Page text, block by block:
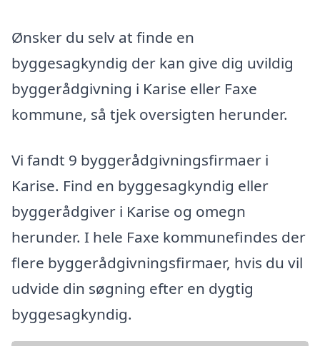
Ønsker du selv at finde en
byggesagkyndig der kan give dig uvildig
byggerådgivning i Karise eller Faxe
kommune, så tjek oversigten herunder.
Vi fandt 9 byggerådgivningsfirmaer i
Karise. Find en byggesagkyndig eller
byggerådgiver i Karise og omegn
herunder. I hele Faxe kommunefindes der
flere byggerådgivningsfirmaer, hvis du vil
udvide din søgning efter en dygtig
byggesagkyndig.